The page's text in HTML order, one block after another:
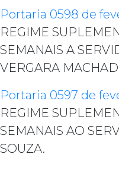
Portaria 0598 de
REGIME
SEMANAIS A
VERGARA
Portaria 0597 de
REGIME
SEMANAIS AO
SOUZA.